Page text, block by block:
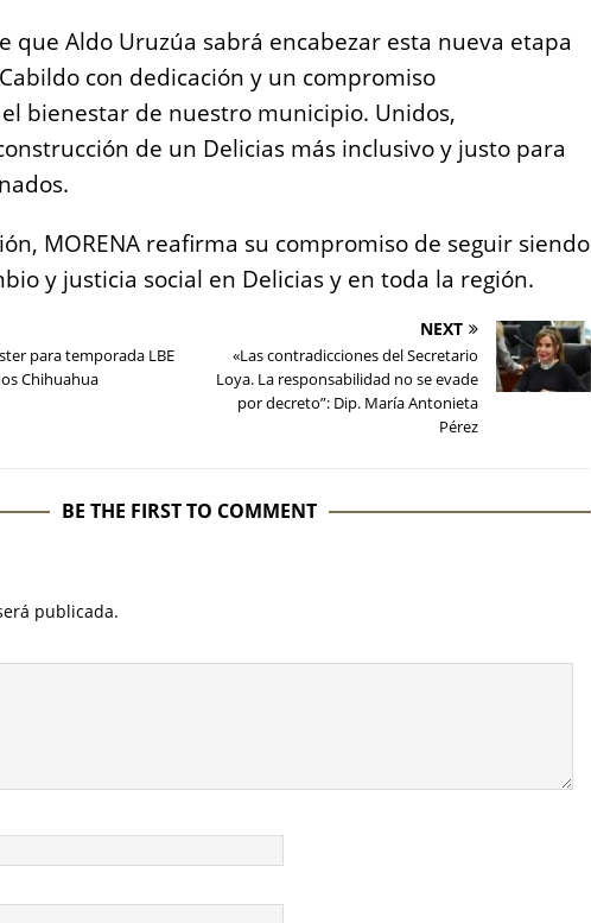
que Aldo Uruzúa sabrá encabezar esta nueva etapa
con dedicación y un compromiso
bienestar de nuestro municipio. Unidos,
de un Delicias más inclusivo y justo para
MORENA reafirma su compromiso de seguir siendo
y justicia social en Delicias y en toda la región.
para temporada LBE
Chihuahua
NEXT
«Las contradicciones del Secretario
Loya. La responsabilidad no se evade
por decreto”: Dip. María Antonieta
Pérez
BE THE FIRST TO COMMENT
publicada.